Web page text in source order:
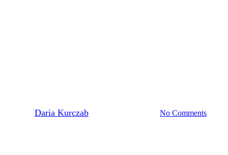
Daria Kurczab No Comments